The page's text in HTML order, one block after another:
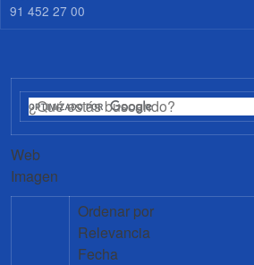
91 452 27 00
Web
Imagen
Ordenar por
Relevancia
Fecha